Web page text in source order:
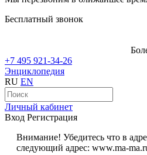
Бесплатный звонок
+7 495 921-34-26
Энциклопедия
RU EN
Личный кабинет
Вход Регистрация
Внимание! Убедитесь что в
следующий адрес: www.ma-